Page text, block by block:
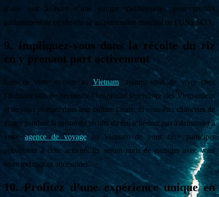
d’une nuit à bord d’une jonque traditionnelle, pour profiter
parfaitement de ce site classé au patrimoine mondial de l’UNESCO.
9. Impliquez-vous dans la récolte du riz
en y prenant part activement
Lors de votre voyage au Vietnam, assurez-vous de vivre chez
l’habitant afin de découvrir l’hospitalité légendaire des Vietnamiens
et de vous plonger dans leur culture locale. Si vous êtes chanceux de
visiter pendant la saison de récolte du riz, n’hésitez pas à demander à
votre agence de voyageau Vietnam de vous faire participer
activement à cette activité. Ils seront ravis de partager avec vous
leurs techniques ancestrales.
10. Profitez d’une expérience unique en